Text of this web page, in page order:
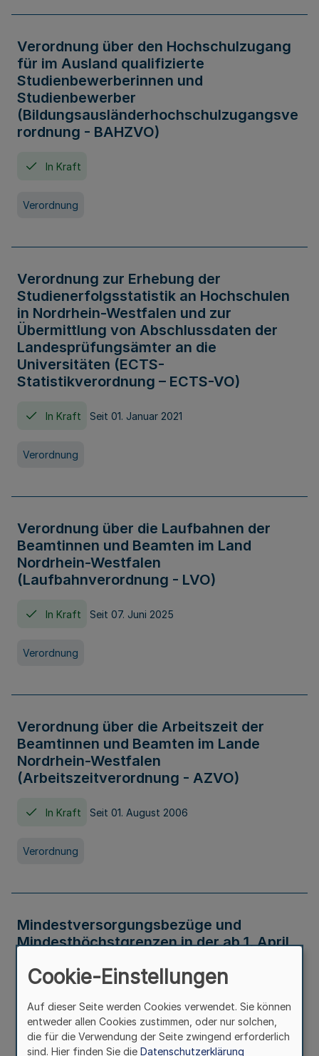
Verordnung über den Hochschulzugang
für im Ausland qualifizierte
Studienbewerberinnen und
Studienbewerber
(Bildungsausländerhochschulzugangsve
rordnung - BAHZVO)
In Kraft
Verordnung
Verordnung zur Erhebung der
Studienerfolgsstatistik an Hochschulen
in Nordrhein-Westfalen und zur
Übermittlung von Abschlussdaten der
Landesprüfungsämter an die
Universitäten (ECTS-
Statistikverordnung – ECTS-VO)
In Kraft Seit 01. Januar 2021
Verordnung
Verordnung über die Laufbahnen der
Beamtinnen und Beamten im Land
Nordrhein-Westfalen
(Laufbahnverordnung - LVO)
In Kraft Seit 07. Juni 2025
Verordnung
Verordnung über die Arbeitszeit der
Beamtinnen und Beamten im Lande
Nordrhein-Westfalen
(Arbeitszeitverordnung - AZVO)
In Kraft Seit 01. August 2006
Verordnung
Mindestversorgungsbezüge und
Mindesthöchstgrenzen in der ab 1. April
Verwaltungsvorschrift
Cookie-Einstellungen
Auf dieser Seite werden Cookies verwendet. Sie können
entweder allen Cookies zustimmen, oder nur solchen,
die für die Verwendung der Seite zwingend erforderlich
sind. Hier finden Sie die Datenschutzerklärung